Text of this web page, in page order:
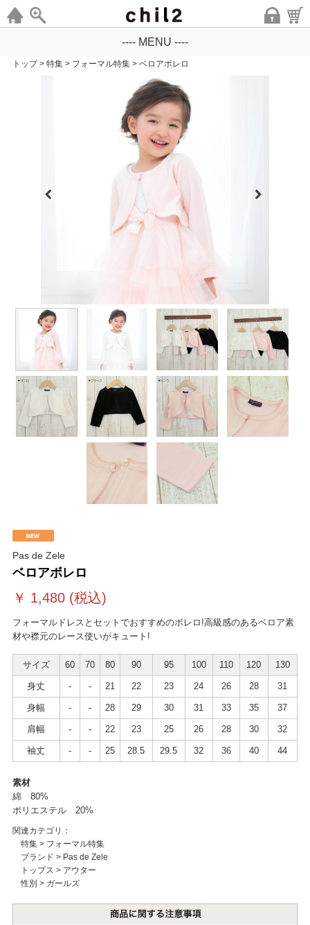
---- MENU ----
トップ > 特集 > フォーマル特集 > ベロアボレロ
Pas de Zele
ベロアボレロ
￥ 1,480(税込)
フォーマルドレスとセットでおすすめのボレロ!高級感のあるベロア素
材や襟元のレース使いがキュート!
サイズ 60 70 80 90 95 100 110 120 130
身丈 - - 21 22 23 24 26 28 31
身幅 - - 28 29 30 31 33 35 37
肩幅 - - 22 23 25 26 28 30 32
袖丈 - - 25 28.5 29.5 32 36 40 44
素材
綿 80%
ポリエステル 20%
関連カテゴリ：
特集> フォーマル特集
ブランド > Pas de Zele
トップス > アウター
性別 > ガールズ